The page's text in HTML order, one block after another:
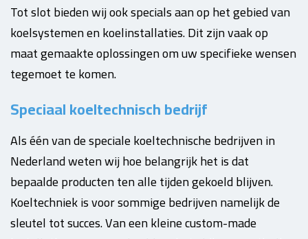
Tot slot bieden wij ook specials aan op het gebied van
koelsystemen en koelinstallaties. Dit zijn vaak op
maat gemaakte oplossingen om uw specifieke wensen
tegemoet te komen.
Speciaal koeltechnisch bedrijf
Als één van de speciale koeltechnische bedrijven in
Nederland weten wij hoe belangrijk het is dat
bepaalde producten ten alle tijden gekoeld blijven.
Koeltechniek is voor sommige bedrijven namelijk de
sleutel tot succes. Van een kleine custom-made